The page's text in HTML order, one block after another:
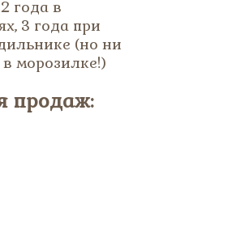
года в
3 года при
(но ни
морозилке!)
продаж: